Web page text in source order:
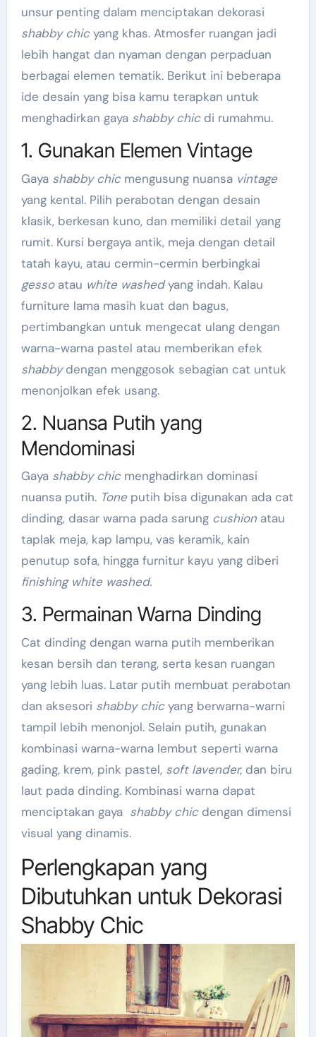
unsur penting dalam menciptakan dekorasi
shabby chicyang khas. Atmosfer ruangan jadi
lebih hangat dan nyaman dengan perpaduan
berbagai elemen tematik. Berikut ini beberapa
ide desain yang bisa kamu terapkan untuk
menghadirkan gaya shabby chicdi rumahmu.
1. Gunakan Elemen Vintage
Gaya shabby chicmengusung nuansa vintage
yang kental. Pilih perabotan dengan desain
klasik, berkesan kuno, dan memiliki detail yang
rumit. Kursi bergaya antik, meja dengan detail
tatah kayu, atau cermin-cermin berbingkai
gesso atau white washedyang indah. Kalau
furniture lama masih kuat dan bagus,
pertimbangkan untuk mengecat ulang dengan
warna-warna pastel atau memberikan efek
shabbydengan menggosok sebagian cat untuk
menonjolkan efek usang.
2. Nuansa Putih yang
Mendominasi
Gaya shabby chicmenghadirkan dominasi
nuansa putih. Toneputih bisa digunakan ada cat
dinding, dasar warna pada sarungcushionatau
taplak meja, kap lampu, vas keramik, kain
penutup sofa, hingga furnitur kayu yang diberi
finishing white washed.
3. Permainan Warna Dinding
Cat dinding dengan warna putih memberikan
kesan bersih dan terang, serta kesan ruangan
yang lebih luas. Latar putih membuat perabotan
dan aksesori shabby chicyang berwarna-warni
tampil lebih menonjol. Selain putih, gunakan
kombinasi warna-warna lembut seperti warna
gading, krem, pink pastel, soft lavender,dan biru
laut pada dinding. Kombinasi warna dapat
menciptakan gaya shabby chicdengan dimensi
visual yang dinamis.
Perlengkapan yang
Dibutuhkan untuk Dekorasi
Shabby Chic